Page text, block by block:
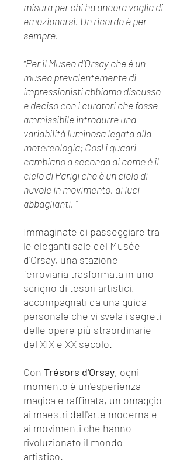
misura per chi ha ancora voglia di
emozionarsi. Un ricordo è per
sempre.
“Per il Museo d'Orsay che é un
museo prevalentemente di
impressionisti abbiamo discusso
e deciso con i curatori che fosse
ammissibile introdurre una
variabilità luminosa legata alla
metereologia; Così i quadri
cambiano a seconda di come è il
cielo di Parigi che è un cielo di
nuvole in movimento, di luci
abbaglianti. ”
Immaginate di passeggiare tra
le eleganti sale del Musée
d'Orsay, una stazione
ferroviaria trasformata in uno
scrigno di tesori artistici,
accompagnati da una guida
personale che vi svela i segreti
delle opere più straordinarie
del XIX e XX secolo.
Con Trésors d'Orsay, ogni
momento è un'esperienza
magica e raffinata, un omaggio
ai maestri dell'arte moderna e
ai movimenti che hanno
rivoluzionato il mondo
artistico.